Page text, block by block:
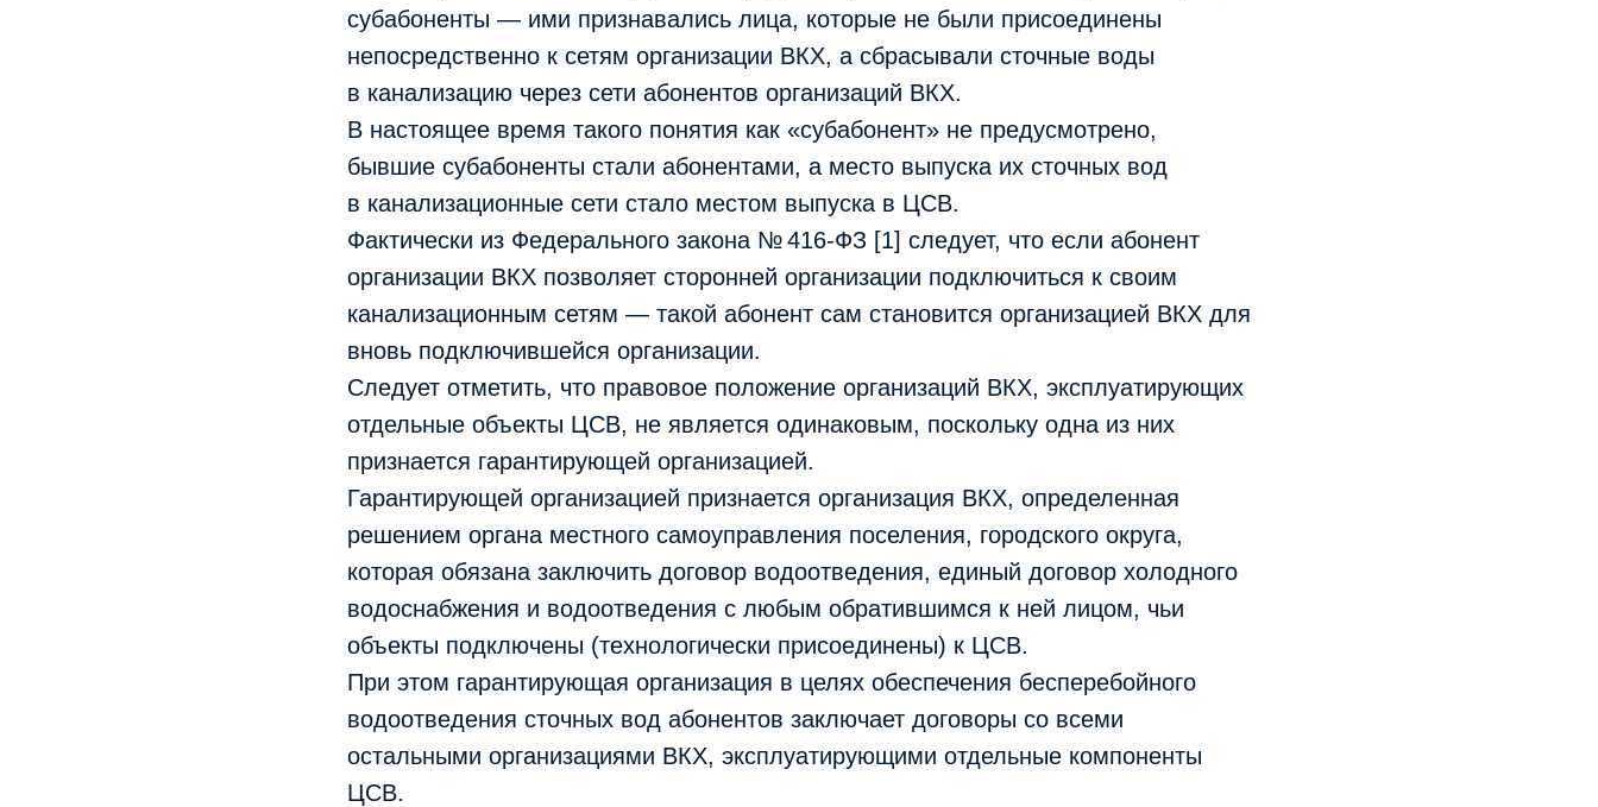
субабоненты — ими признавались лица, которые не были присоединены
непосредственно к сетям организации ВКХ, а сбрасывали сточные воды
в канализацию через сети абонентов организаций ВКХ.
В настоящее время такого понятия как «субабонент» не предусмотрено,
бывшие субабоненты стали абонентами, а место выпуска их сточных вод
в канализационные сети стало местом выпуска в ЦСВ.
Фактически из Федерального закона № 416-ФЗ [1] следует, что если абонент
организации ВКХ позволяет сторонней организации подключиться к своим
канализационным сетям — такой абонент сам становится организацией ВКХ для
вновь подключившейся организации.
Следует отметить, что правовое положение организаций ВКХ, эксплуатирующих
отдельные объекты ЦСВ, не является одинаковым, поскольку одна из них
признается гарантирующей организацией.
Гарантирующей организацией признается организация ВКХ, определенная
решением органа местного самоуправления поселения, городского округа,
которая обязана заключить договор водоотведения, единый договор холодного
водоснабжения и водоотведения с любым обратившимся к ней лицом, чьи
объекты подключены (технологически присоединены) к ЦСВ.
При этом гарантирующая организация в целях обеспечения бесперебойного
водоотведения сточных вод абонентов заключает договоры со всеми
остальными организациями ВКХ, эксплуатирующими отдельные компоненты
ЦСВ.